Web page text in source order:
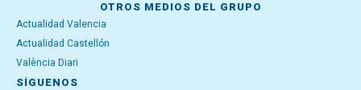
OTROS MEDIOS DEL GRUPO
Actualidad Valencia
Actualidad Castellón
València Diari
SÍGUENOS